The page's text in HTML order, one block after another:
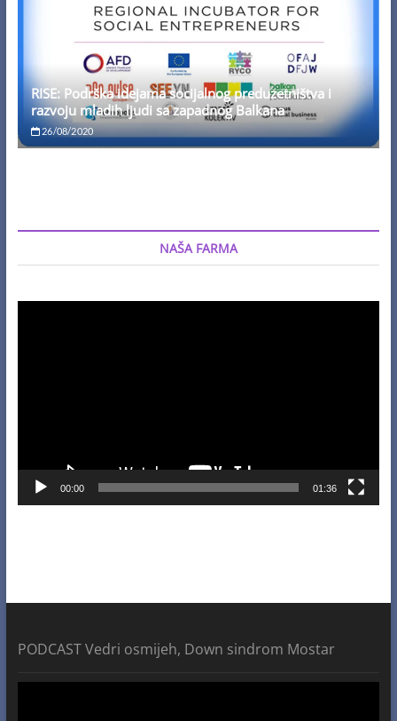
RISE: Podrška idejama socijalnog preduzetništva i
razvoju mladih ljudi sa zapadnog Balkana
26/08/2020
NAŠA FARMA
00:00 01:36
PODCAST Vedri osmijeh, Down sindrom Mostar